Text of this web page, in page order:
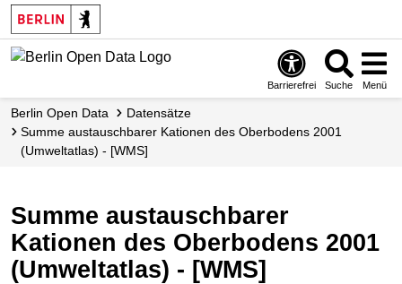
Skip
to
main
Barrierefrei Suche Menü
Berlin Open Data
Datensätze
Summe austauschbarer Kationen des Oberbodens 2001
(Umweltatlas) - [WMS]
Summe austauschbarer
Kationen des Oberbodens 2001
(Umweltatlas) - [WMS]